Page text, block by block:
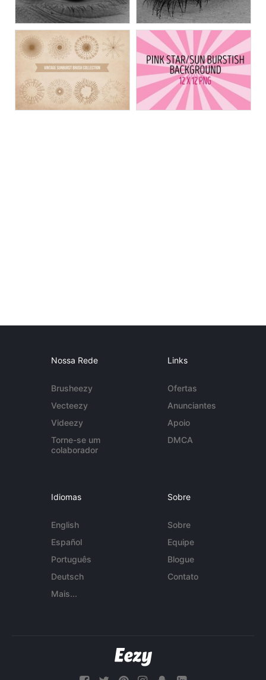
Nossa Rede
Brusheezy
Vecteezy
Videezy
Torne-se um
colaborador
Links
Ofertas
Anunciantes
Apoio
DMCA
Idiomas
English
Español
Português
Deutsch
Mais...
Sobre
Sobre
Equipe
Blogue
Contato